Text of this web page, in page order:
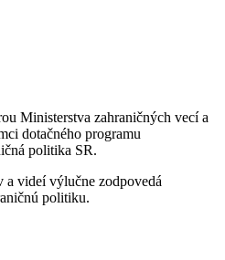
Ministerstva zahraničných vecí a
dotačného programu
politika SR.
a videí výlučne zodpovedá
politiku.